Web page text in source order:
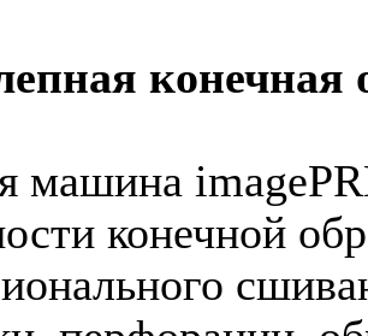
конечная
машина
конечной